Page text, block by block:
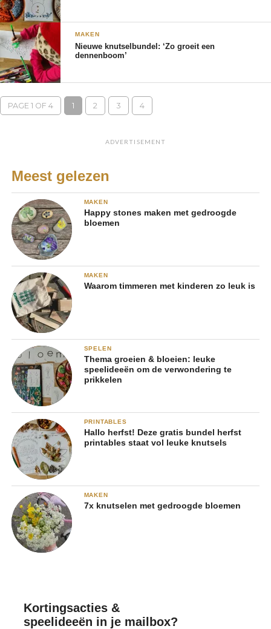
MAKEN
Nieuwe knutselbundel: ‘Zo groeit een
dennenboom’
PAGE 1 OF 4 1 2 3 4
ADVERTISEMENT
Meest gelezen
MAKEN
Happy stones maken met gedroogde
bloemen
MAKEN
Waarom timmeren met kinderen zo leuk is
SPELEN
Thema groeien & bloeien: leuke
speelideeën om de verwondering te
prikkelen
PRINTABLES
Hallo herfst! Deze gratis bundel herfst
printables staat vol leuke knutsels
MAKEN
7x knutselen met gedroogde bloemen
Kortingsacties &
speelideeën in je mailbox?